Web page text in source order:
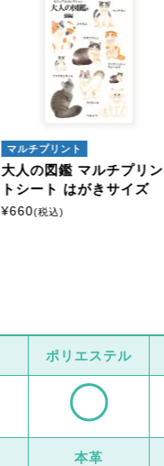
マルチプリント
大人の図鑑 マルチプリン
トシート はがきサイズ
¥660(税込)
ポリエステル
本革